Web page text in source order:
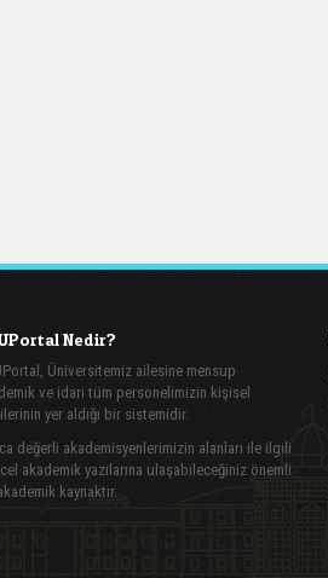
Nedir?
Üniversitemiz ailesine mensup
ve idari tüm personelimizin kişisel
yer aldığı bir sistemidir.
değerli akademisyenlerimizin alanları ile ilgili
akademik yazılarına ulaşabileceğiniz önemli
kaynaktır.